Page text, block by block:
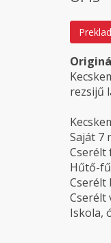
rezsijű
Saját 7
Cserélt
Hűtő-
Cserélt
Iskola,